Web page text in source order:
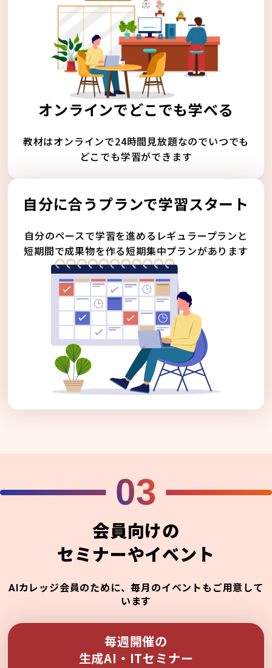
オンラインでどこでも学べる
教材はオンラインで24時間見放題なのでいつでも
どこでも学習ができます
自分に合うプランで学習スタート
自分のペースで学習を進めるレギュラープランと
短期間で成果物を作る短期集中プランがあります
03
会員向けの
セミナーやイベント
AIカレッジ会員のために、毎月のイベントもご用意して
います
毎週開催の
生成AI・ITセミナー